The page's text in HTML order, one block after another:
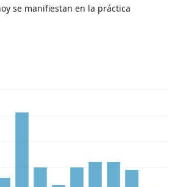
se manifiestan en la práctica